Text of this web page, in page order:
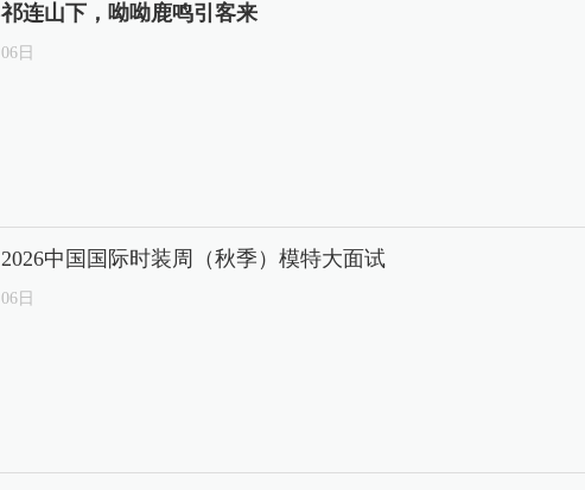
祁连山下，呦呦鹿鸣引客来
06日
2026中国国际时装周（秋季）模特大面试
06日